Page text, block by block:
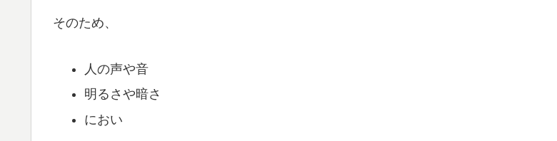
そのため、
人の声や音
明るさや暗さ
におい